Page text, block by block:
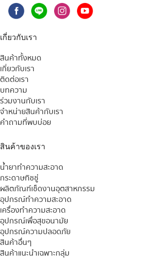
เกี่ยวกับเรา
สินค้าทั้งหมด
เกี่ยวกับเรา
ติดต่อเรา
บทความ
ร่วมงานกับเรา
จำหน่ายสินค้ากับเรา
คำถามที่พบบ่อย
สินค้าของเรา
น้ำยาทำความสะอาด
กระดาษทิชชู่
ผลิตภัณฑ์เช็ดงานอุตสาหกรรม
อุปกรณ์ทำความสะอาด
เครื่องทำความสะอาด
อุปกรณ์เพื่อสุขอนามัย
อุปกรณ์ความปลอดภัย
สินค้าอื่นๆ
สินค้าแนะนำเฉพาะกลุ่ม